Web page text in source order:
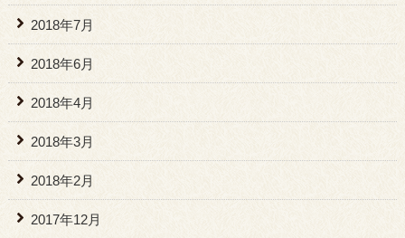
2018年7月
2018年6月
2018年4月
2018年3月
2018年2月
2017年12月